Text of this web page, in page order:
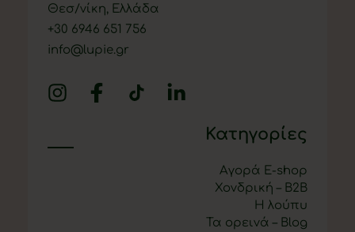
Θεσ/νίκη, Ελλάδα
+30 6946 651 756
info@lupie.gr
Κατηγορίες
Αγορά E-shop
Χονδρική – B2B
Η λούπυ
Τα ορεινά – Blog